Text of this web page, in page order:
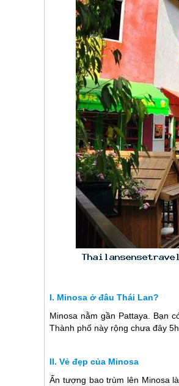
Minosa ở đâu Thái Lan?
Minosa nằm gần Pattaya. Bạn
Thành phố này rộng chưa đây
Vẻ đẹp của Minosa
Ấn tượng bao trùm lên Minosa